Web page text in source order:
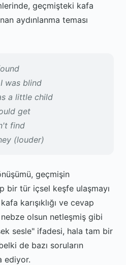
geçmişteki kafa
aydınlanma teması
was blind
a little child
get
find
(louder)
geçmişin
bir tür içsel keşfe ulaşmayı
karışıklığı ve cevap
olsun netleşmiş gibi
sesle" ifadesi, hala tam bir
de bazı soruların
ediyor.